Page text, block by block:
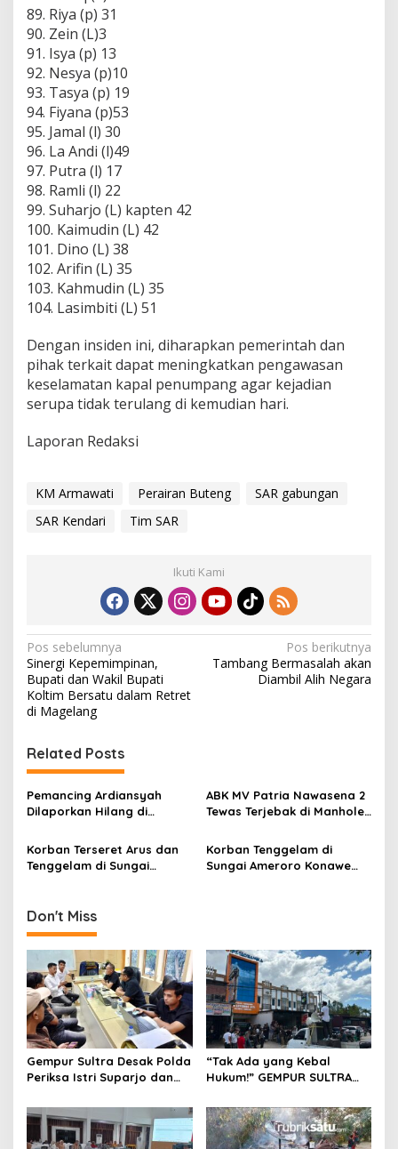
89. Riya (p) 31
90. Zein (L)3
91. Isya (p) 13
92. Nesya (p)10
93. Tasya (p) 19
94. Fiyana (p)53
95. Jamal (l) 30
96. La Andi (l)49
97. Putra (l) 17
98. Ramli (l) 22
99. Suharjo (L) kapten 42
100. Kaimudin (L) 42
101. Dino (L) 38
102. Arifin (L) 35
103. Kahmudin (L) 35
104. Lasimbiti (L) 51
Dengan insiden ini, diharapkan pemerintah dan
pihak terkait dapat meningkatkan pengawasan
keselamatan kapal penumpang agar kejadian
serupa tidak terulang di kemudian hari.
Laporan Redaksi
KM Armawati Perairan Buteng
SAR gabungan
SAR Kendari
Tim SAR
Ikuti Kami
N
a
v
g
a
s
p
o
Pos sebelumnya
Sinergi Kepemimpinan,
Bupati dan Wakil Bupati
Koltim Bersatu dalam Retret
di Magelang
Pos berikutnya
Tambang Bermasalah akan
Diambil Alih Negara
Related Posts
Pemancing Ardiansyah
Dilaporkan Hilang di
Kendari
ABK MV Patria Nawasena 2
Tewas Terjebak di Manhole
Morosi
Korban Terseret Arus dan
Tenggelam di Sungai
Korban Tenggelam di
Sungai Ameroro Konawe
Don't Miss
Gempur Sultra Desak Polda
Periksa Istri Suparjo dan
Kasus Tambang Ilegal
“Tak Ada yang Kebal
Hukum!” GEMPUR SULTRA
Tanawali dan PT
Tadisangka, Siap Kuasai
Lahan Puuwatu